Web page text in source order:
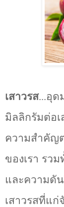
เสาวรส...อุ
มิลลิกรัมต่อ
ความสำคัญ
ของเรา รว
และความ
เสาวรสที่แ